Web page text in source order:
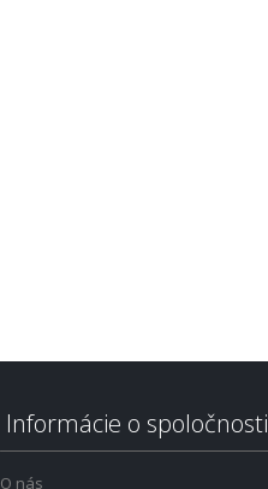
Informácie o spoločnosti
O nás